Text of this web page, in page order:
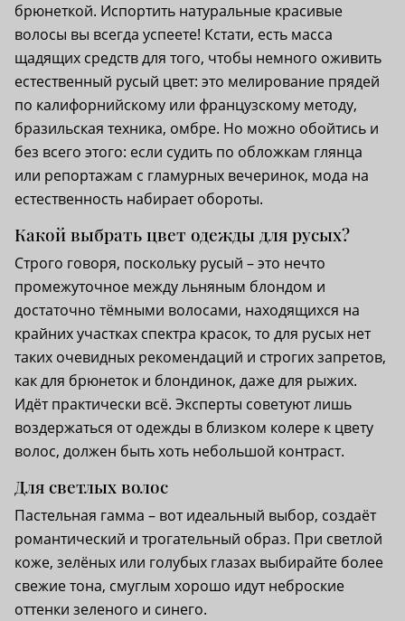
брюнеткой. Испортить натуральные красивые
волосы вы всегда успеете! Кстати, есть масса
щадящих средств для того, чтобы немного оживить
естественный русый цвет: это мелирование прядей
по калифорнийскому или французскому методу,
бразильская техника, омбре. Но можно обойтись и
без всего этого: если судить по обложкам глянца
или репортажам с гламурных вечеринок, мода на
естественность набирает обороты.
Какой выбрать цвет одежды для русых?
Строго говоря, поскольку русый – это нечто
промежуточное между льняным блондом и
достаточно тёмными волосами, находящихся на
крайних участках спектра красок, то для русых нет
таких очевидных рекомендаций и строгих запретов,
как для брюнеток и блондинок, даже для рыжих.
Идёт практически всё. Эксперты советуют лишь
воздержаться от одежды в близком колере к цвету
волос, должен быть хоть небольшой контраст.
Для светлых волос
Пастельная гамма – вот идеальный выбор, создаёт
романтический и трогательный образ. При светлой
коже, зелёных или голубых глазах выбирайте более
свежие тона, смуглым хорошо идут неброские
оттенки зеленого и синего.